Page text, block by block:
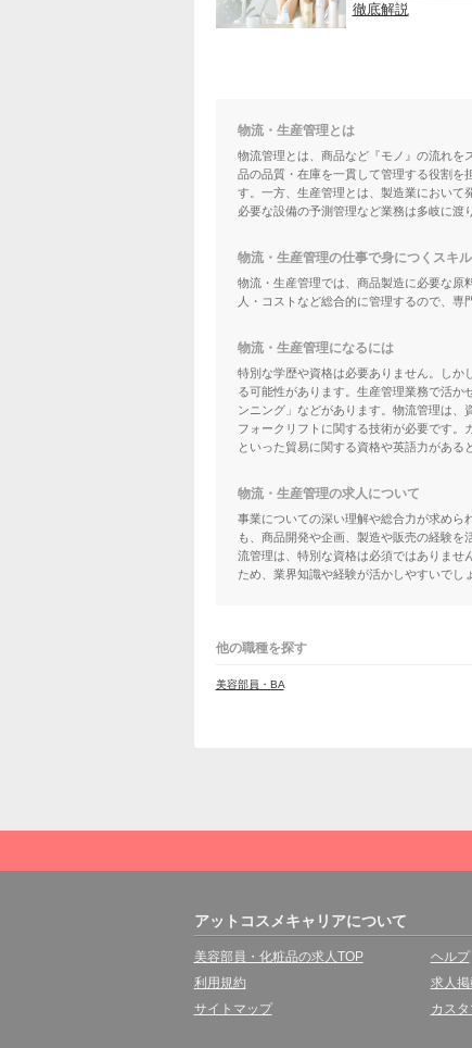
徹底解説
物流・生産管理とは
物流管理とは、商品など『モノ』の流れを
品の品質・在庫を一貫して管理する役割を
す。一方、生産管理とは、製造業において
必要な設備の予測管理など業務は多岐に渡
物流・生産管理の仕事で身につくスキル
物流・生産管理では、商品製造に必要な原
人・コストなど総合的に管理するので、専
物流・生産管理になるには
特別な学歴や資格は必要ありません。しか
る可能性があります。生産管理業務で活か
ンニング」などがあります。物流管理は
フォークリフトに関する技術が必要です
といった貿易に関する資格や英語力がある
物流・生産管理の求人について
事業についての深い理解や総合力が求めら
も、商品開発や企画、製造や販売の経験
流管理は、特別な資格は必須ではありませ
ため、業界知識や経験が活かしやすいでし
他の職種を探す
美容部員・BA
アットコスメキャリアについて
美容部員・化粧品の求人TOP ヘルプ
利用規約
求人
サイトマップ
カス